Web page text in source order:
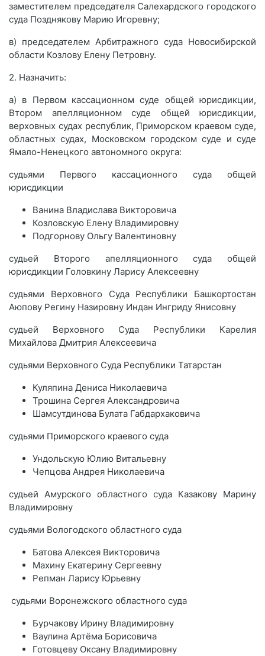
заместителем председателя Салехардского городского
суда Позднякову Марию Игоревну;
в) председателем Арбитражного суда Новосибирской
области Козлову Елену Петровну.
2. Назначить:
а) в Первом кассационном суде общей юрисдикции,
Втором апелляционном суде общей юрисдикции,
верховных судах республик, Приморском краевом суде,
областных судах, Московском городском суде и суде
Ямало-Ненецкого автономного округа:
судьями Первого кассационного суда общей
юрисдикции
Ванина Владислава Викторовича
Козловскую Елену Владимировну
Подгорнову Ольгу Валентиновну
судьей Второго апелляционного суда общей
юрисдикции Головкину Ларису Алексеевну
судьями Верховного Суда Республики Башкортостан
Аюпову Регину Назировну Индан Ингриду Янисовну
судьей Верховного Суда Республики Карелия
Михайлова Дмитрия Алексеевича
судьями Верховного Суда Республики Татарстан
Куляпина Дениса Николаевича
Трошина Сергея Александровича
Шамсутдинова Булата Габдархаковича
судьями Приморского краевого суда
Ундольскую Юлию Витальевну
Чепцова Андрея Николаевича
судьей Амурского областного суда Казакову Марину
Владимировну
судьями Вологодского областного суда
Батова Алексея Викторовича
Махину Екатерину Сергеевну
Репман Ларису Юрьевну
судьями Воронежского областного суда
Бурчакову Ирину Владимировну
Ваулина Артёма Борисовича
Готовцеву Оксану Владимировну